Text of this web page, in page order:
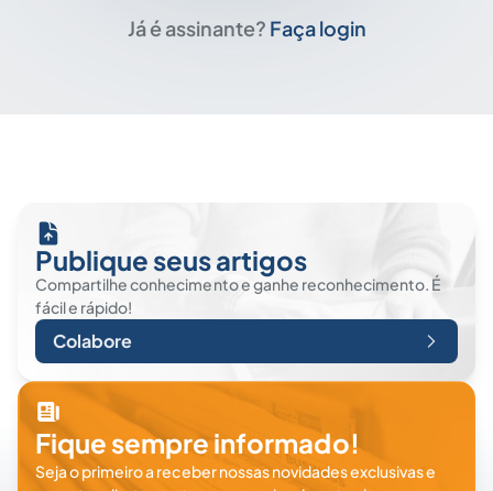
Já é assinante? Faça login
Publique seus artigos
Compartilhe conhecimento e ganhe reconhecimento. É
fácil e rápido!
Colabore
Fique sempre informado!
Seja o primeiro a receber nossas novidades exclusivas e